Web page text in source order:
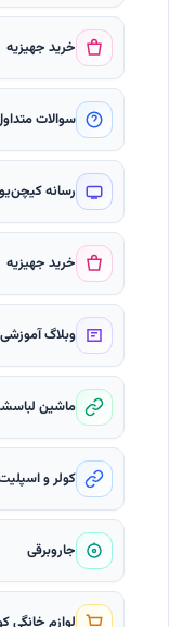
خرید جهیزیه
سوالات
رسانه کیچن‌یو
خرید جهیزیه
وبلاگ آموزشی
ماشین
کولر و
جاروبرقی
لوازم خانگی